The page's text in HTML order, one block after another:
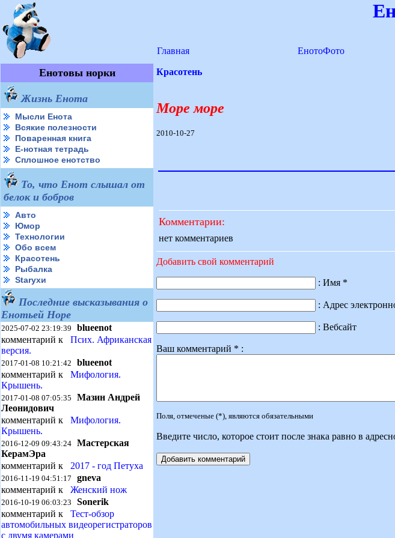
Главная ЕнотоФото
Енотовы норки
Жизнь Енота
Мысли Енота
Всякие полезности
Поваренная книга
Е-нотная тетрадь
Сплошное енотство
То, что Енот слышал от
белок и бобров
Авто
Юмор
Технологии
Обо всем
Красотень
Рыбалка
Starухи
Последние высказывания о
Енотьей Норе
2025-07-02 23:19:39 blueenot
комментарий к Псих. Африканская
версия.
2017-01-08 10:21:42 blueenot
комментарий к Мифология.
Крышень.
2017-01-08 07:05:35 Мазин Андрей
Леонидович
комментарий к Мифология.
Крышень.
2016-12-09 09:43:24 Мастерская
КерамЭра
комментарий к 2017 - год Петуха
2016-11-19 04:51:17 gneva
комментарий к Женский нож
2016-10-19 06:03:23 Sonerik
комментарий к Тест-обзор
автомобильных видеорегистраторов
с двумя камерами
Красотень
Море море
2010-10-27
Комментарии:
нет комментариев
Добавить свой комментарий
: Имя *
: Адрес
: Вебсайт
Ваш комментарий * :
Поля, отмеченые (*), являются обязательными
Введите число, которое стоит после знака равно в